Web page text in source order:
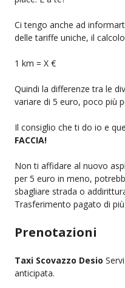
Ci tengo anche ad
delle tariffe uniche, il
1 km = X €
Quindi la differenze tra le
variare di 5 euro, poco più
Il consiglio che ti do io e
FACCIA!
Non ti affidare al nuovo
per 5 euro in meno,
sbagliare strada o
Trasferimento pagato di più.
Prenotazioni
Taxi Scovazzo Desio
anticipata.